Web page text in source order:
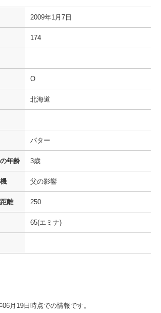
2009年1月7日
174
O
北海道
パター
年齢 3歳
父の影響
離 250
65(エミナ)
月19日時点での情報です。